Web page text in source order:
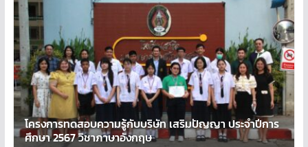
โครงการทดสอบความรู้กับบริษัท เสริมปัญญา ประจำปีการ
ศึกษา 2567 วิชาภาษาอังกฤษ